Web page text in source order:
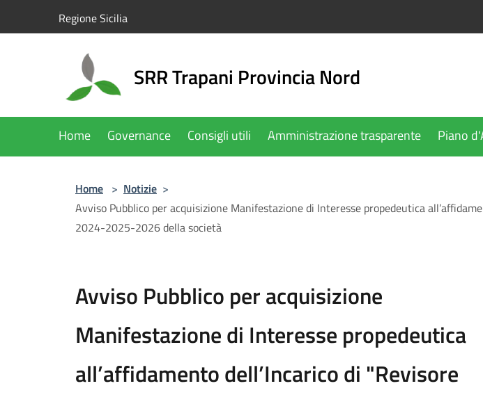
Regione Sicilia
SRR Trapani Provincia Nord
Home Governance Consigli utili Amministrazione trasparente Piano
Home > Notizie >
Avviso Pubblico per acquisizione Manifestazione di Interesse propedeutica
2024-2025-2026 della società
Avviso Pubblico per acquisizione
Manifestazione di Interesse propedeutica
all’affidamento dell’Incarico di "Revisore